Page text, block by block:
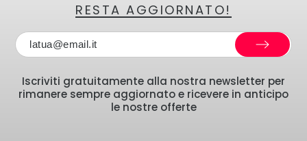
RESTA AGGIORNATO!
Iscriviti gratuitamente alla nostra newsletter per
rimanere sempre aggiornato e ricevere in anticipo
le nostre offerte